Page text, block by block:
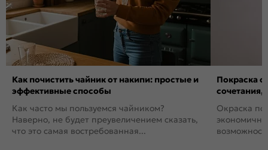
Как почистить чайник от накипи: простые и
эффективные способы
Как часто мы пользуемся чайником?
Наверно, не будет преувеличением сказать,
что это самая востребованная...
Покраска
сочетания,
Окраска